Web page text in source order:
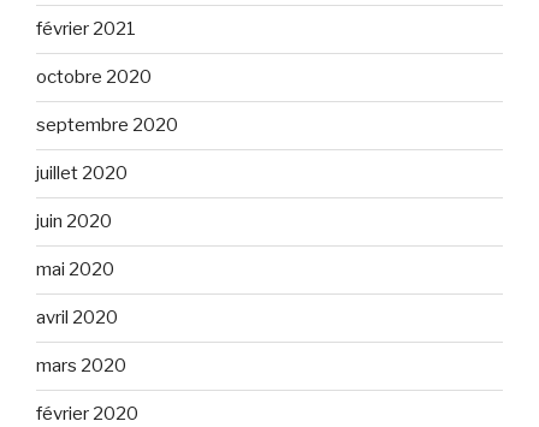
février 2021
octobre 2020
septembre 2020
juillet 2020
juin 2020
mai 2020
avril 2020
mars 2020
février 2020